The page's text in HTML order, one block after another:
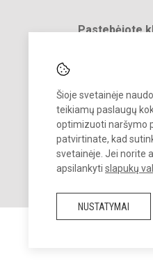
Šioje svetainėje
teikiamų paslaugų
optimizuoti naršymo
patvirtinate, kad
svetainėje. Jei norite
apsilankyti slapukų
NUSTATYMAI
Pastebėjote
© 2024. Naujosios
Kopijuoti turinį be